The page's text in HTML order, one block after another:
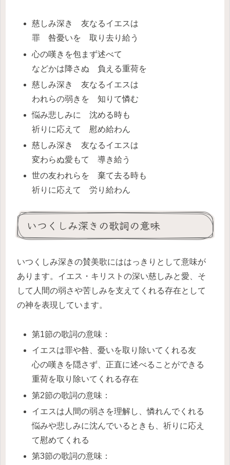
慈しみ深き 友なるイエスは
罪 咎憂いを 取り去り給う
心の嘆きを包まず述べて
などかは降さぬ 負える重荷を
慈しみ深き 友なるイエスは
われらの弱きを 知りて憐む
悩み悲しみに 沈める時も
祈りに応えて 慰め給わん
慈しみ深き 友なるイエスは
変わらぬ愛もて 導き給う
世の友われらを 棄て去る時も
祈りに応えて 労り給わん
いつくしみ深きの歌詞の意味
いつくしみ深きの賛美歌にははっきりとして意味が
あります。イエス・キリストの深い慈しみと愛、そ
して人間の弱さや苦しみを支えてくれる存在として
の神を表現しています。
第1節の歌詞の意味：
イエスは罪や咎、憂いを取り除いてくれる友
心の嘆きを隠さず、正直に述べることができる
重荷を取り除いてくれる存在
第2節の歌詞の意味：
イエスは人間の弱さを理解し、憐れんでくれる
悩みや悲しみに沈んでいるときも、祈りに応え
て慰めてくれる
第3節の歌詞の意味：